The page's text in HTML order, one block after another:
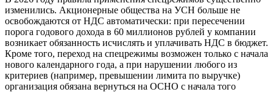
изменились. Акционерные общества на УСН больше не
освобождаются от НДС автоматически: при пересечении
порога годового дохода в 60 миллионов рублей у компании
возникает обязанность исчислять и уплачивать НДС в бюджет.
Кроме того, переход на спецрежимы возможен только с начала
нового календарного года, а при нарушении любого из
критериев (например, превышении лимита по выручке)
организация обязана вернуться на ОСНО с начала того